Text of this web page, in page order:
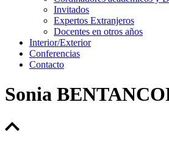
Invitados
Expertos Extranjeros
Docentes en otros años
Interior/Exterior
Conferencias
Contacto
Sonia